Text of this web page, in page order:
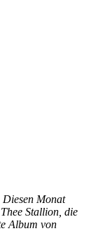
Monat
Stallion, die
Album von